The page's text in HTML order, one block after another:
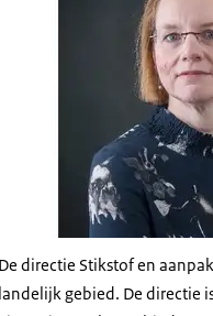
De directie Stikstof en
landelijk gebied. De directie